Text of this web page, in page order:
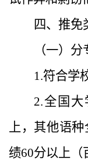
四、推免
（一）
1.符合学
2.全国
上，其他语
绩60分以上（